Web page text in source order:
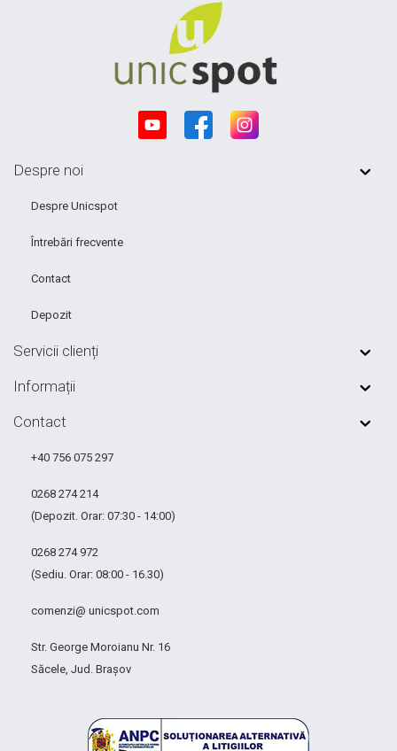
Despre noi
Despre Unicspot
Întrebări frecvente
Contact
Depozit
Servicii clienți
Informații
Contact
+40 756 075 297
0268 274 214
(Depozit. Orar: 07:30 - 14:00)
0268 274 972
(Sediu. Orar: 08:00 - 16.30)
comenzi@ unicspot.com
Str. George Moroianu Nr. 16
Săcele, Jud. Brașov